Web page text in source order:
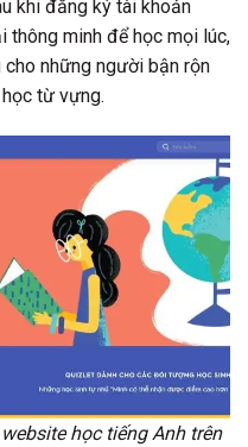
khi đăng ký tài khoản
thông minh để học mọi lúc,
những người bận rộn
từ vựng.
học tiếng Anh trên